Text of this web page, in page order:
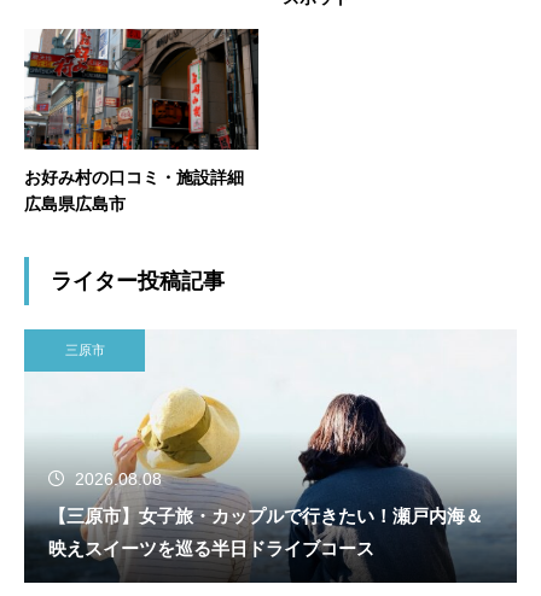
お好み村の口コミ・施設詳細
広島県広島市
ライター投稿記事
三原市
2026.08.08
【三原市】女子旅・カップルで行きたい！瀬戸内海＆
映えスイーツを巡る半日ドライブコース